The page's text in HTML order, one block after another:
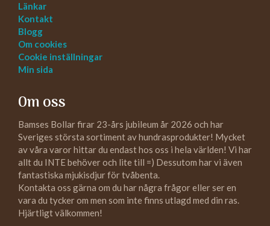
Länkar
Kontakt
Blogg
Om cookies
Cookie inställningar
Min sida
Om oss
Bamses Bollar firar 23-års jubileum år 2026 och har
Sveriges största sortiment av hundrasprodukter! Mycket
av våra varor hittar du endast hos oss i hela världen! Vi har
allt du INTE behöver och lite till =) Dessutom har vi även
fantastiska mjukisdjur för tvåbenta.
Kontakta oss gärna om du har några frågor eller ser en
vara du tycker om men som inte finns utlagd med din ras.
Hjärtligt välkommen!